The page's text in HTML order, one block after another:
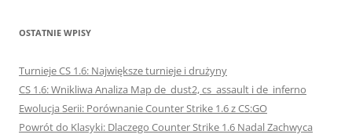
OSTATNIE WPISY
Turnieje CS 1.6: Największe turnieje i drużyny
CS 1.6: Wnikliwa Analiza Map de_dust2, cs_assault i de_inferno
Ewolucja Serii: Porównanie Counter Strike 1.6 z CS:GO
Powrót do Klasyki: Dlaczego Counter Strike 1.6 Nadal Zachwyca